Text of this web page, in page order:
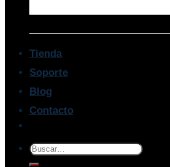
Tienda
Soporte
Blog
Contacto
Buscar
por: